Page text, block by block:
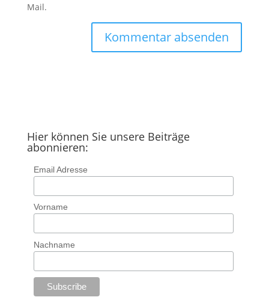
Mail.
Hier können Sie unsere Beiträge
abonnieren:
Email Adresse
Vorname
Nachname